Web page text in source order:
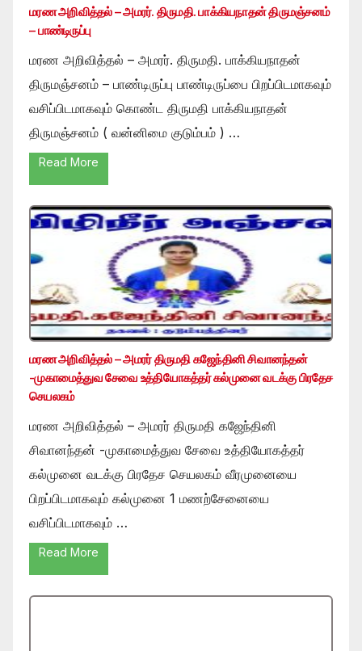
மரண அறிவித்தல் – அமரர். திருமதி. பாக்கியநாதன் திருமஞ்சனம்
– பாண்டிருப்பு
மரண அறிவித்தல் – அமரர். திருமதி. பாக்கியநாதன்
திருமஞ்சனம் – பாண்டிருப்பு பாண்டிருப்பை பிறப்பிடமாகவும்
வசிப்பிடமாகவும் கொண்ட திருமதி பாக்கியநாதன்
திருமஞ்சனம் ( வன்னிமை குடும்பம் ) …
Read More
மரண அறிவித்தல் – அமரர் திருமதி கஜேந்தினி சிவானந்தன்
-முகாமைத்துவ சேவை உத்தியோகத்தர் கல்முனை வடக்கு பிரதேச
செயலகம்
மரண அறிவித்தல் – அமரர் திருமதி கஜேந்தினி
சிவானந்தன் -முகாமைத்துவ சேவை உத்தியோகத்தர்
கல்முனை வடக்கு பிரதேச செயலகம் வீரமுனையை
பிறப்பிடமாகவும் கல்முனை 1 மணற்சேனையை
வசிப்பிடமாகவும் …
Read More